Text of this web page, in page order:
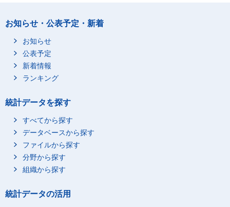
お知らせ・公表予定・新着
お知らせ
公表予定
新着情報
ランキング
統計データを探す
すべてから探す
データベースから探す
ファイルから探す
分野から探す
組織から探す
統計データの活用